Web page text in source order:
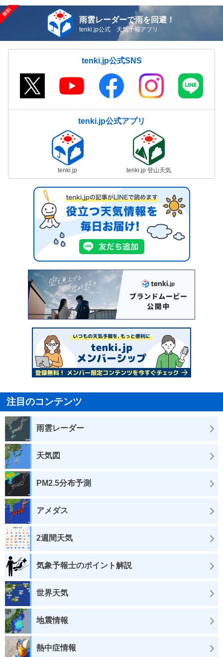
雨雲レーダーで雨を回避！
tenki.jp公式 天気予報アプリ
tenki.jp公式SNS
tenki.jp公式アプリ
tenki.jp tenki.jp 登山天気
注目のコンテンツ
雨雲レーダー
天気図
PM2.5分布予測
アメダス
2週間天気
気象予報士のポイント解説
世界天気
地震情報
熱中症情報